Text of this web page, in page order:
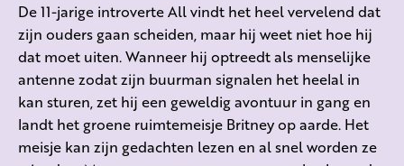
De 11-jarige introverteAllvindt het heel vervelend dat
zijn ouders gaan scheiden, maar hij weet niet hoe hij
dat moet uiten. Wanneer hij optreedt als menselijke
antenne zodat zijn buurman signalen het heelal in
kan sturen, zet hij een geweldig avontuur in gangen
landt het groene ruimtemeisje Britneyop aarde. Het
meisje kan zijn gedachten lezen en al snel worden ze